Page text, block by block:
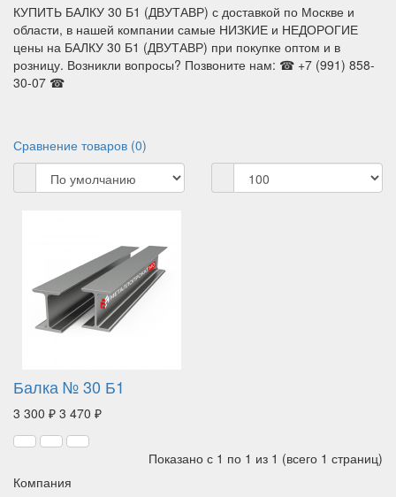
КУПИТЬ БАЛКУ 30 Б1 (ДВУТАВР) с доставкой по Москве и
области, в нашей компании самые НИЗКИЕ и НЕДОРОГИЕ
цены на БАЛКУ 30 Б1 (ДВУТАВР) при покупке оптом и в
розницу. Возникли вопросы? Позвоните нам: ☎ +7 (991) 858-
30-07 ☎
Сравнение товаров (0)
Балка № 30 Б1
3 300 ₽ 3 470 ₽
Показано с 1 по 1 из 1 (всего 1 страниц)
Компания